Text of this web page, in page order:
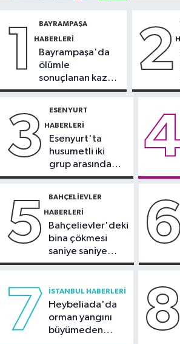
VAR'ları açıklandı
Sağlık
teknolojiyle uzuv
listesi İzmitlileri
içinden
1 BAYRAMPAŞA
HABERLERI
Bayrampaşa'da
ölümle
sonuçlanan kaza:
Sürücü
2
3 ESENYURT
HABERLERI
Esenyurt'ta
husumetli iki
grup arasında
silahlı kavga
5 BAHÇELIEVLER
HABERLERI
Bahçelievler'deki
bina çökmesi
saniye saniye
görüntülendi
6
7 İSTANBUL HABERLERI
Heybeliada'da
orman yangını
büyümeden
8